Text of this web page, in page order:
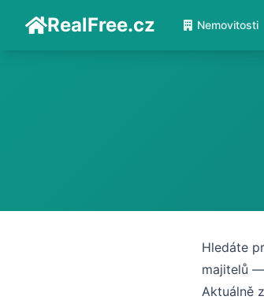
RealFree.cz Nemovitosti
Hledáte
majitelů
Aktuálně